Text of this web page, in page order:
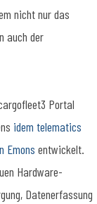
nicht nur das
auch der
Portal
idem telematics
Emons entwickelt.
Hardware-
Datenerfassung